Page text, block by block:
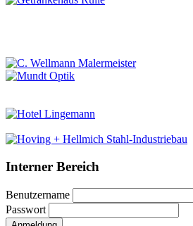
Interner Bereich
Benutzername
Passwort